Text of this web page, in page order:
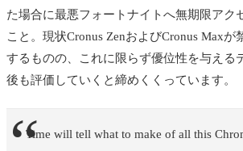
た場合に最悪フォートナイトへ無期限アク
こと。現状Cronus ZenおよびCronus Maxが
するものの、これに限らず優位性を与える
後も評価していくと締めくくっています。
Time will tell what to make of all this